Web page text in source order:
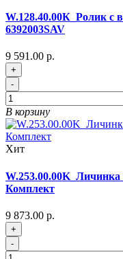
W.128.40.00К_Ролик с
6392003SAV
9 591.00 р.
+
-
В корзину
Хит
W.253.00.00K_Личинка
Комплект
9 873.00 р.
+
-